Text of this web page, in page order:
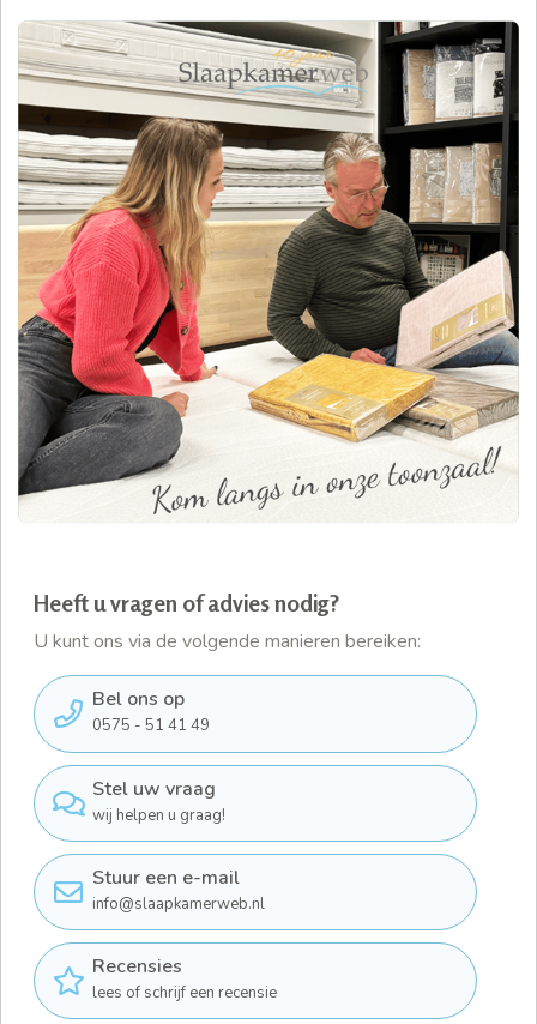
Heeft u vragen of advies nodig?
U kunt ons via de volgende manieren bereiken:
Bel ons op
0575 - 51 41 49
Stel uw vraag
wij helpen u graag!
Stuur een e-mail
info@slaapkamerweb.nl
Recensies
lees of schrijf een recensie